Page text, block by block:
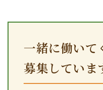
一緒に働いて
募集していま